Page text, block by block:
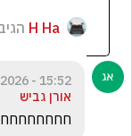
H Ha
15:52 - 01.06.2026
אורן גביש
חחחחחחחח